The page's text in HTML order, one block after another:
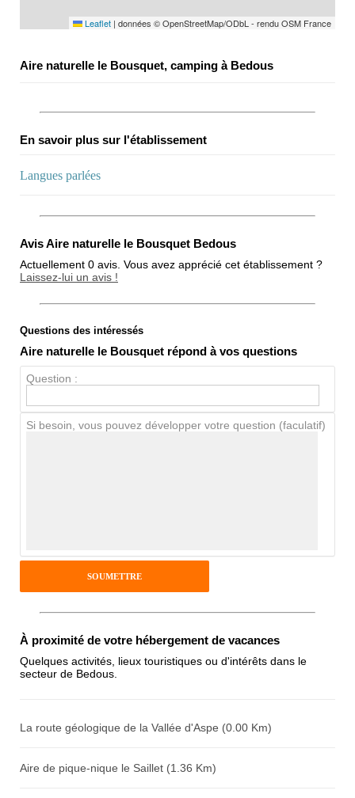
Leaflet | données © OpenStreetMap/ODbL - rendu OSM France
Aire naturelle le Bousquet, camping à Bedous
En savoir plus sur l'établissement
Langues parlées
Avis Aire naturelle le Bousquet Bedous
Actuellement 0 avis. Vous avez apprécié cet établissement ?
Laissez-lui un avis !
Note globale
Antispam - Combien font 7x4 (en
chiffres) :
Questions des intéressés
Aire naturelle le Bousquet répond à vos questions
Question :
Si besoin, vous pouvez développer votre question (faculatif)
À proximité de votre hébergement de vacances
Quelques activités, lieux touristiques ou d'intérêts dans le
secteur de Bedous.
La route géologique de la Vallée d'Aspe (0.00 Km)
Aire de pique-nique le Saillet (1.36 Km)